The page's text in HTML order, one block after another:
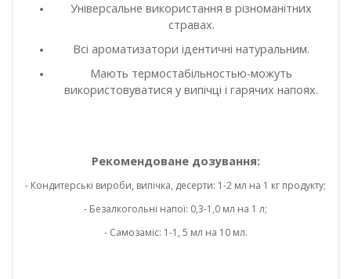
Універсальне використання в різноманітних
стравах.
Всі ароматизатори ідентичні натуральним.
Мають термостабільностью-можуть
використовуватися у випічці і гарячих напоях.
Рекомендоване дозування:
- Кондитерські вироби, випічка, десерти: 1-2 мл на 1 кг продукту;
- Безалкогольні напої: 0,3-1,0 мл на 1 л;
- Самозаміс: 1-1, 5 мл на 10 мл.